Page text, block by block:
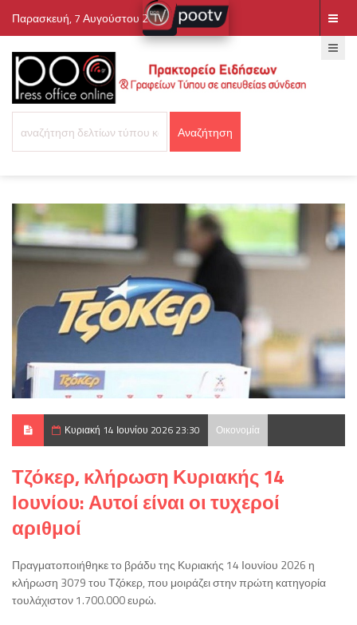
Παρασκευή, 7 Αυγούστου 2026
Κυριακή 14 Ιουνίου 2026 23:30 Οικονομία
Τζόκερ, κλήρωση Κυριακής 14
Ιουνίου: Αυτοί είναι οι τυχεροί
αριθμοί
Πραγματοποιήθηκε το βράδυ της Κυριακής 14 Ιουνίου 2026 η
κλήρωση 3079 του Τζόκερ, που μοιράζει στην πρώτη κατηγορία
τουλάχιστον 1.700.000 ευρώ.